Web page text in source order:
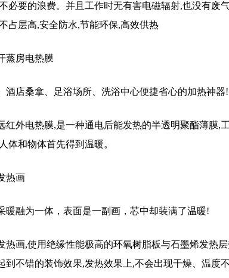
必要的浪费。并且工作时无有害电磁辐射,也没有废
占层高,安全防水,节能环保,高效供热
蒸房电热膜
酒店桑拿、足浴场所、洗浴中心便捷省心的加热神器!
红外电热膜,是一种通电后能发热的半透明聚酯薄膜,
体和物体首先得到温暖。
热画
暖融为一体，表面是一副画，芯中却装满了温暖!
热画,使用绝缘性能极高的环氧树脂板与石墨烯发热
到不错的装饰效果,发热效果上,不会出现干燥、温度